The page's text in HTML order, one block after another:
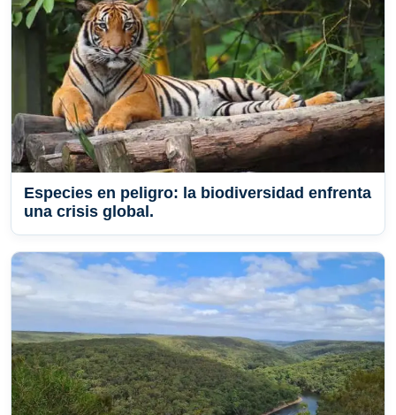
Especies en peligro: la biodiversidad enfrenta
una crisis global.